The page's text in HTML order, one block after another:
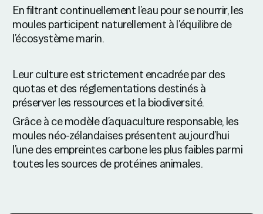
En filtrant continuellement l’eau pour se nourrir, les
moules participent naturellement à l’équilibre de
l’écosystème marin.
Leur culture est strictement encadrée par des
quotas et des réglementations destinés à
préserver les ressources et la biodiversité.
Grâce à ce modèle d’aquaculture responsable, les
moules néo-zélandaises présentent aujourd’hui
l’une des empreintes carbone les plus faibles parmi
toutes les sources de protéines animales.